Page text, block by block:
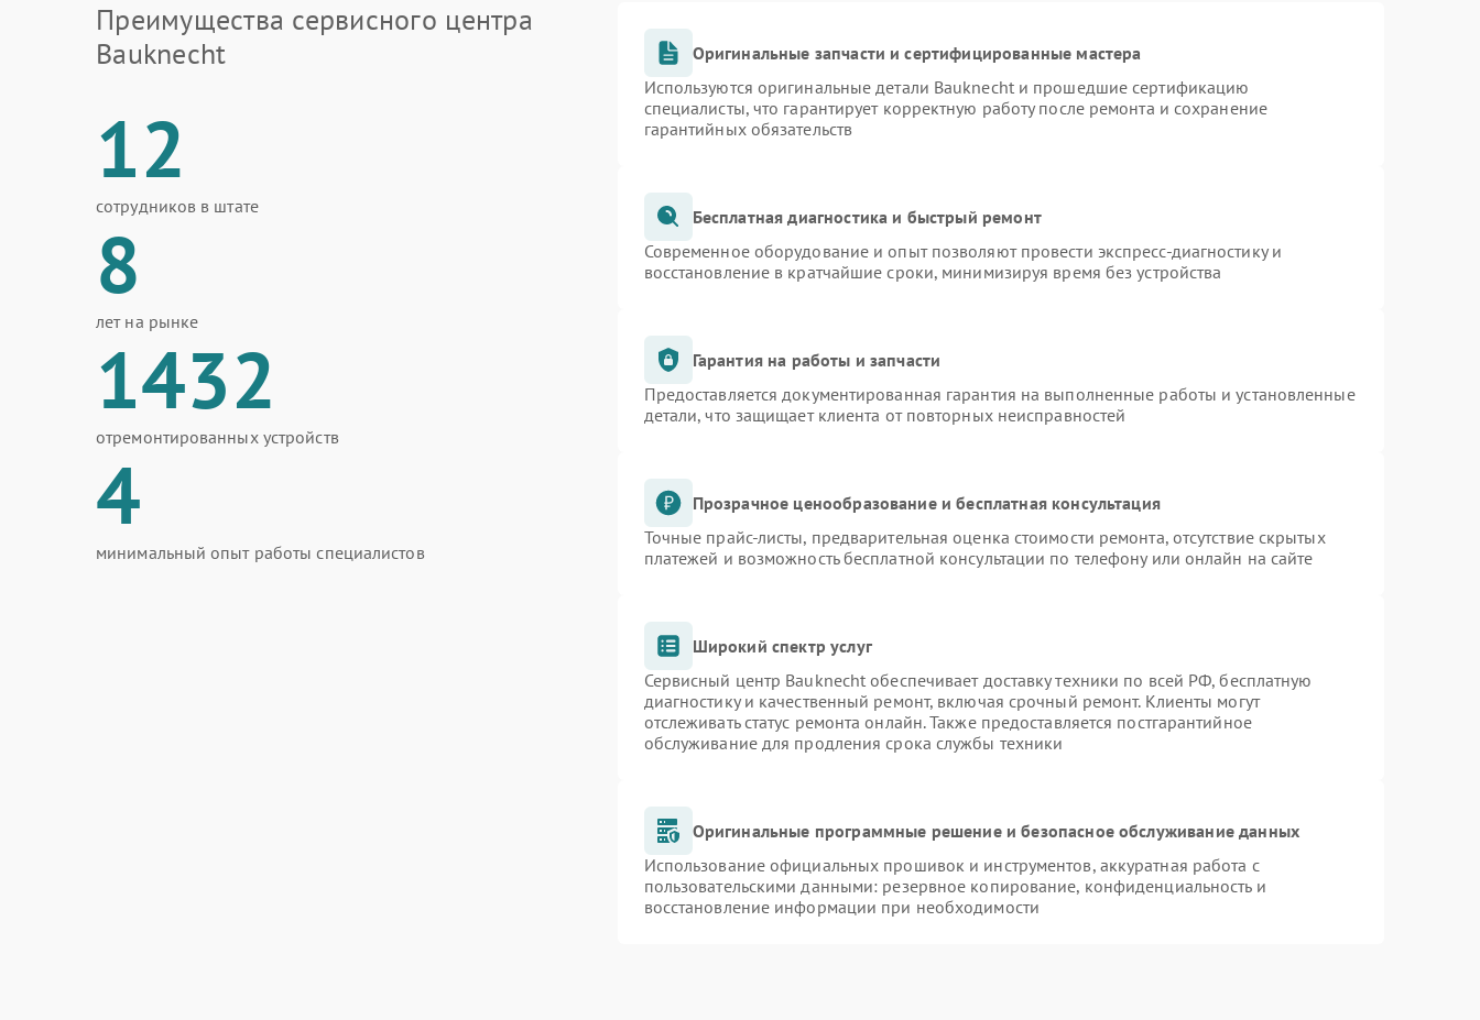
Преимущества сервисного центра
Bauknecht
12
сотрудников в штате
8
лет на рынке
1432
отремонтированных устройств
4
минимальный опыт работы специалистов
Оригинальные запчасти и сертифицированные мастера
Используются оригинальные детали Bauknecht и прошедшие сертификацию
специалисты, что гарантирует корректную работу после ремонта и сохранение
гарантийных обязательств
Бесплатная диагностика и быстрый ремонт
Современное оборудование и опыт позволяют провести экспресс-диагностику и
восстановление в кратчайшие сроки, минимизируя время без устройства
Гарантия на работы и запчасти
Предоставляется документированная гарантия на выполненные работы и установленные
детали, что защищает клиента от повторных неисправностей
Прозрачное ценообразование и бесплатная консультация
Точные прайс-листы, предварительная оценка стоимости ремонта, отсутствие скрытых
платежей и возможность бесплатной консультации по телефону или онлайн на сайте
Широкий спектр услуг
Сервисный центр Bauknecht обеспечивает доставку техники по всей РФ, бесплатную
диагностику и качественный ремонт, включая срочный ремонт. Клиенты могут
отслеживать статус ремонта онлайн. Также предоставляется постгарантийное
обслуживание для продления срока службы техники
Оригинальные программные решение и безопасное обслуживание данных
Использование официальных прошивок и инструментов, аккуратная работа с
пользовательскими данными: резервное копирование, конфиденциальность и
восстановление информации при необходимости